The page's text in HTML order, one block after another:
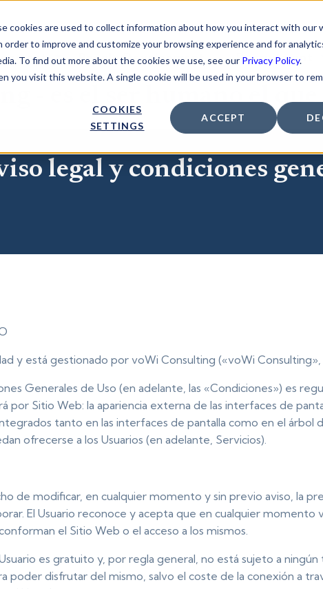
cookies are used to collect information about how you interact with our
to improve and customize your browsing experience and for
To find out more about the cookies we use, see our Privacy Policy.
you visit this website. A single cookie will be used in your browser to
COOKIES
SETTINGS
ACCEPT
People Development Recruitment
- es el ser humano el
legal y condiciones
y está gestionado por voWi Consulting («voWi
Generales de Uso (en adelante, las «Condiciones») es
por Sitio Web: la apariencia externa de las interfaces de
tanto en las interfaces de pantalla como en el árbol
ofrecerse a los Usuarios (en adelante, Servicios).
de modificar, en cualquier momento y sin previo aviso, la
El Usuario reconoce y acepta que en cualquier
el Sitio Web o el acceso a los mismos.
es gratuito y, por regla general, no está sujeto a
poder disfrutar del mismo, salvo el coste de la conexión a